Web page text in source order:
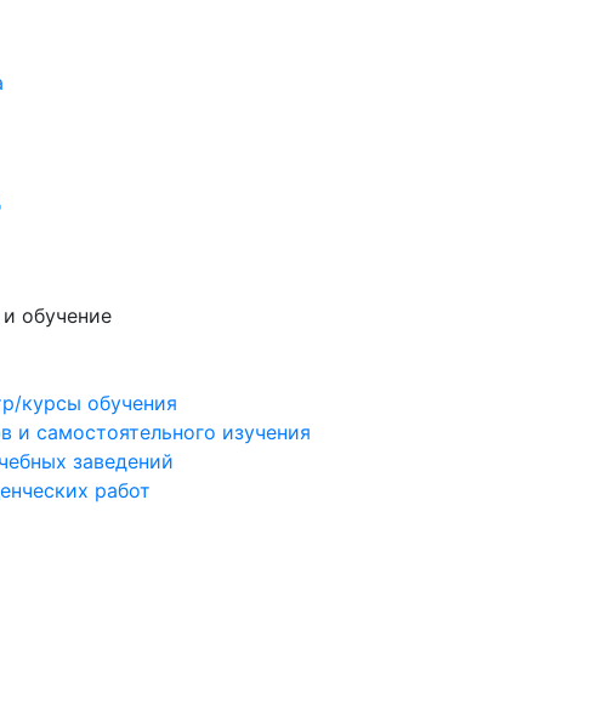
обучение
курсы обучения
и самостоятельного изучения
заведений
работ